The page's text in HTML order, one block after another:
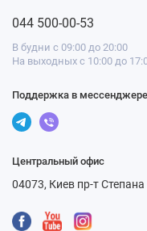
044 500-00-53
В будни с 09:00 до 20:00
На выходных с 10:00 до
Поддержка в мессенджере
Центральный офис
04073, Киев пр-т